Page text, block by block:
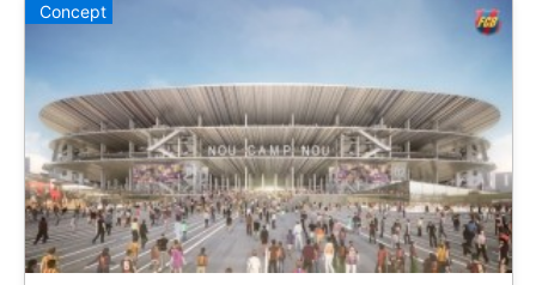
Concept